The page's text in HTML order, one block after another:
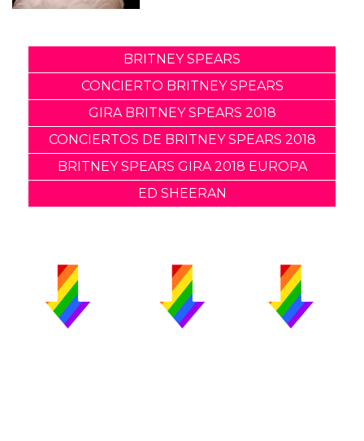
BRITNEY SPEARS
CONCIERTO BRITNEY SPEARS
GIRA BRITNEY SPEARS 2018
CONCIERTOS DE BRITNEY SPEARS 2018
BRITNEY SPEARS GIRA 2018 EUROPA
ED SHEERAN